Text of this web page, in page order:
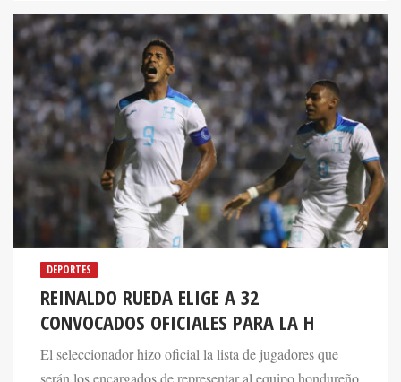
DEPORTES
REINALDO RUEDA ELIGE A 32
CONVOCADOS OFICIALES PARA LA H
El seleccionador hizo oficial la lista de jugadores que